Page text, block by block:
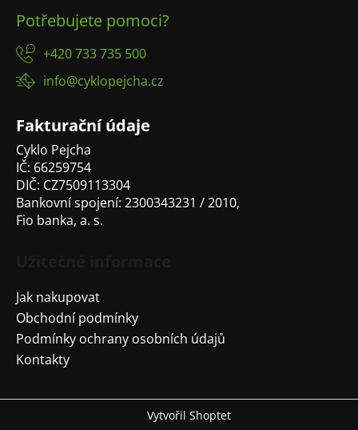
Potřebujete pomoci?
+420 733 735 500
info@cyklopejcha.cz
Fakturační údaje
Cyklo Pejcha
IČ: 66259754
DIČ: CZ7509113304
Bankovní spojení: 2300343231 / 2010,
Fio banka, a. s.
Jak nakupovat
Obchodní podmínky
Podmínky ochrany osobních údajů
Kontakty
Vytvořil Shoptet